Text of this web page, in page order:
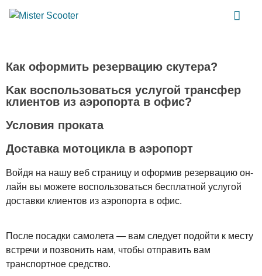
Как оформить резервацию скутера?
Kак воспользоваться услугой трансфер
клиентов из аэропорта в офис?
Условия проката
Доставка мотоцикла в аэропорт
Войдя на нашу веб страницу и оформив резервацию он-
лайн вы можете воспользоваться бесплатной услугой
доставки клиентов из аэропорта в офис.
После посадки самолета — вам следует подойти к месту
встречи и позвонить нам, чтобы отправить вам
транспортное средство.